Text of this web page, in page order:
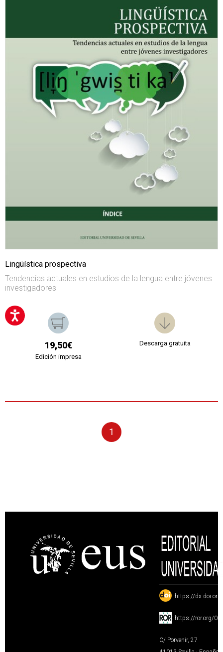
Lingüística prospectiva
Tendencias actuales en estudios de la lengua entre jóvenes
investigadores
19,50€
Edición impresa
Descarga gratuita
1
: https://
: https://ror.org/
C/ Porvenir, 27